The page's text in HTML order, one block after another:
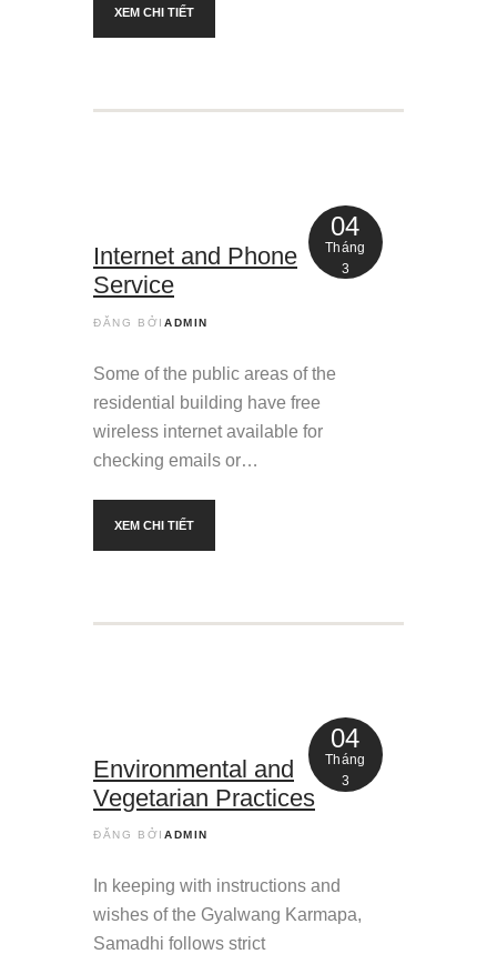
XEM CHI TIẾT
04
Tháng
3
Internet and Phone
Service
ĐĂNG BỞI ADMIN
Some of the public areas of the
residential building have free
wireless internet available for
checking emails or…
XEM CHI TIẾT
04
Tháng
3
Environmental and
Vegetarian Practices
ĐĂNG BỞI ADMIN
In keeping with instructions and
wishes of the Gyalwang Karmapa,
Samadhi follows strict